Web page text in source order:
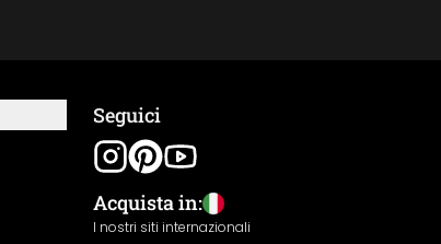
Seguici
Acquista in:
I nostri siti internazionali